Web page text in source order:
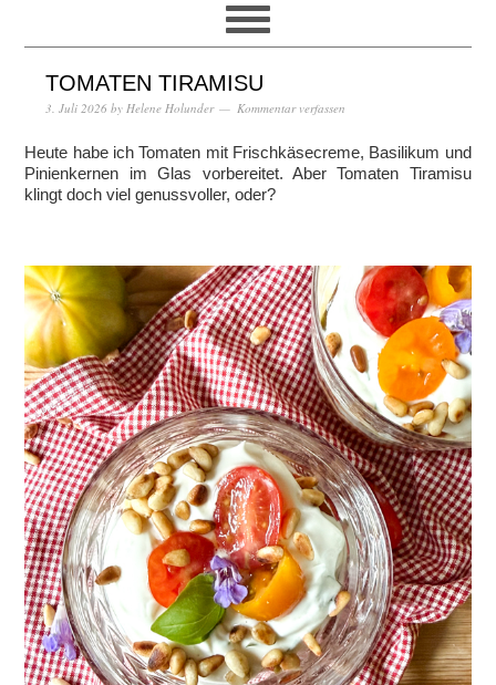
TOMATEN TIRAMISU
3. Juli 2026 by Helene Holunder Kommentar verfassen
Heute habe ich Tomaten mit Frischkäsecreme, Basilikum und
Pinienkernen im Glas vorbereitet. Aber Tomaten Tiramisu
klingt doch viel genussvoller, oder?